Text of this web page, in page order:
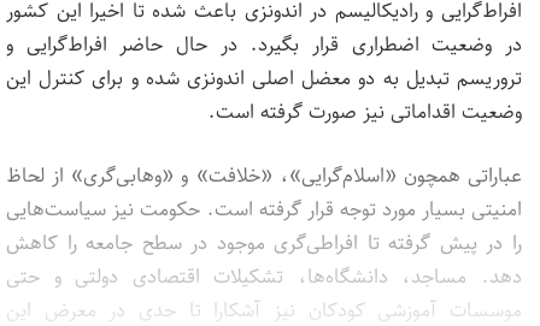
افراط‌گرایی و رادیکالیسم در اندونزی باعث شده تا اخیرا این کشور
در وضعیت اضطراری قرار بگیرد. در حال حاضر افراط‌گرایی و
تروریسم تبدیل به دو معضل اصلی اندونزی شده و برای کنترل این
وضعیت اقداماتی نیز صورت گرفته است.
عباراتی همچون «اسلام‌گرایی»، «خلافت» و «وهابی‌گری» از لحاظ
امنیتی بسیار مورد توجه قرار گرفته است. حکومت نیز سیاست‌هایی
را در پیش گرفته تا افراطی‌گری موجود در سطح جامعه را کاهش
دهد. مساجد، دانشگاه‌ها، تشکیلات اقتصادی دولتی و حتی
موسسات آموزشی کودکان نیز آشکارا تا حدی در معرض این